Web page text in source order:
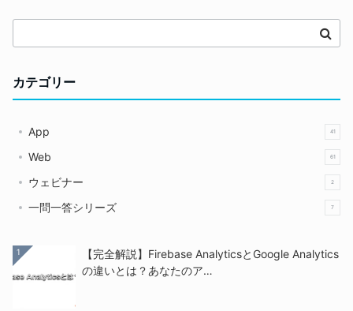
カテゴリー
App 41
Web 61
ウェビナー 2
一問一答シリーズ 7
1
【完全解説】Firebase AnalyticsとGoogle Analytics
の違いとは？あなたのア…